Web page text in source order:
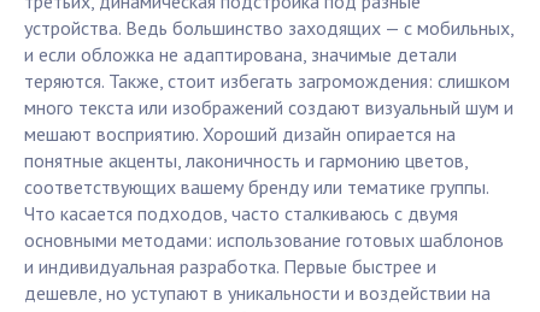
устройства. Ведь большинство заходящих — с мобильных,
и если обложка не адаптирована, значимые детали
теряются. Также, стоит избегать загромождения: слишком
много текста или изображений создают визуальный шум и
мешают восприятию. Хороший дизайн опирается на
понятные акценты, лаконичность и гармонию цветов,
соответствующих вашему бренду или тематике группы.
Что касается подходов, часто сталкиваюсь с двумя
основными методами: использование готовых шаблонов
и индивидуальная разработка. Первые быстрее и
дешевле, но уступают в уникальности и воздействии на